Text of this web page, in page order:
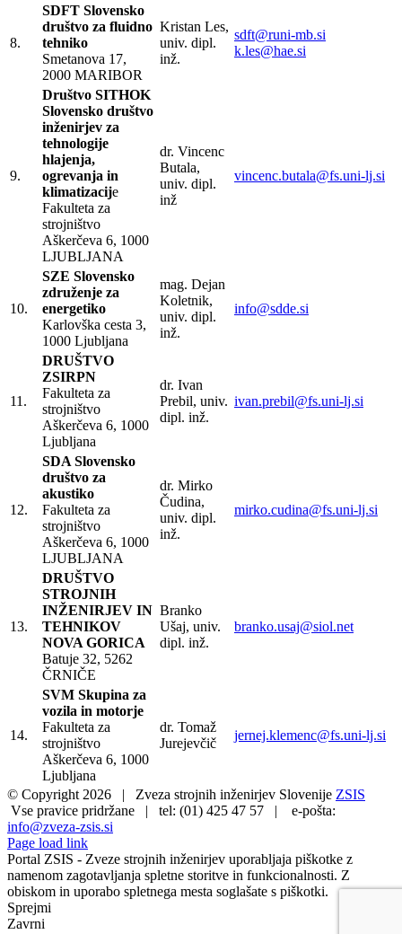
8.
SDFT Slovensko
društvo za fluidno
tehniko
Smetanova 17,
2000 MARIBOR
Kristan Les,
univ. dipl.
inž.
sdft@runi-mb.si
k.les@hae.si
9.
Društvo SITHOK
Slovensko društvo
inženirjev za
tehnologije
hlajenja,
ogrevanja in
klimatizacije
Fakulteta za
strojništvo
Aškerčeva 6, 1000
LJUBLJANA
dr. Vincenc
Butala,
univ. dipl.
inž
vincenc.butala@fs.uni-lj.si
10.
SZE Slovensko
združenje za
energetiko
Karlovška cesta 3,
1000 Ljubljana
mag. Dejan
Koletnik,
univ. dipl.
inž.
info@sdde.si
11.
DRUŠTVO
ZSIRPN
Fakulteta za
strojništvo
Aškerčeva 6, 1000
Ljubljana
dr. Ivan
Prebil, univ.
dipl. inž.
ivan.prebil@fs.uni-lj.si
12.
SDA Slovensko
društvo za
akustiko
Fakulteta za
strojništvo
Aškerčeva 6, 1000
LJUBLJANA
dr. Mirko
Čudina,
univ. dipl.
inž.
mirko.cudina@fs.uni-lj.si
13.
DRUŠTVO
STROJNIH
INŽENIRJEV IN
TEHNIKOV
NOVA GORICA
Batuje 32, 5262
ČRNIČE
Branko
Ušaj, univ.
dipl. inž.
branko.usaj@siol.net
14.
SVM Skupina za
vozila in motorje
Fakulteta za
strojništvo
Aškerčeva 6, 1000
Ljubljana
dr. Tomaž
Jurejevčič
jernej.klemenc@fs.uni-lj.si
© Copyright 2026 | Zveza strojnih inženirjev Slovenije ZSIS
Vse pravice pridržane | tel: (01) 425 47 57 | e-pošta:
info@zveza-zsis.si
Page load link
Portal ZSIS - Zveze strojnih inženirjev uporabljaja piškotke z
namenom zagotavljanja spletne storitve in funkcionalnosti. Z
obiskom in uporabo spletnega mesta soglašate s piškotki.
Sprejmi
Zavrni